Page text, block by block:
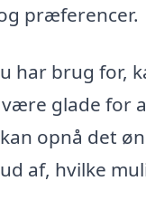
præferencer.
har brug for,
glade for
opnå det
af, hvilke